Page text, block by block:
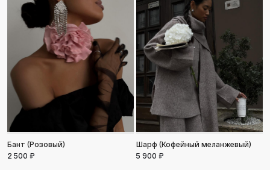
Бант (Розовый)
2 500 ₽
Шарф (Кофейный меланжевый)
5 900 ₽